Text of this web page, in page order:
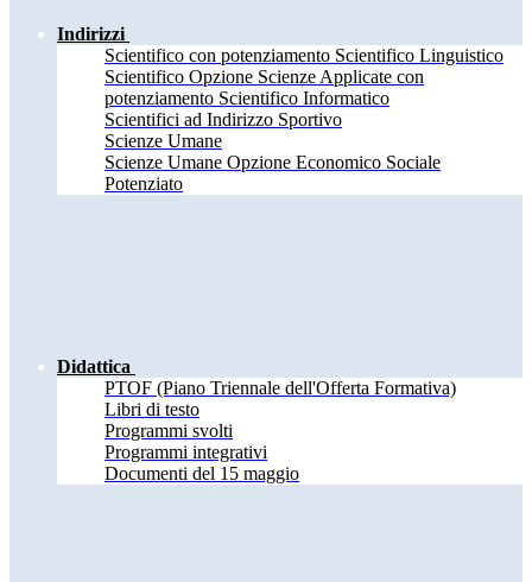
Indirizzi
Scientifico con potenziamento Scientifico Linguistico
Scientifico Opzione Scienze Applicate con
potenziamento Scientifico Informatico
Scientifici ad Indirizzo Sportivo
Scienze Umane
Scienze Umane Opzione Economico Sociale
Potenziato
Didattica
PTOF (Piano Triennale dell'Offerta Formativa)
Libri di testo
Programmi svolti
Programmi integrativi
Documenti del 15 maggio